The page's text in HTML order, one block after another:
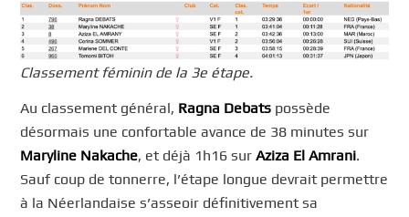
Classement féminin de la 3e étape.
Au classement général, Ragna Debats possède
désormais une confortable avance de 38 minutes sur
Maryline Nakache, et déjà 1h16 surAziza El Amrani.
Sauf coup de tonnerre, l’étape longue devrait permettre
à la Néerlandaise s’asseoir définitivement sa